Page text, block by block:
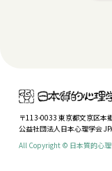
〒113-0033 東京都文京区本
公益社団法人日本心理学会
All Copyright © 日本質的心